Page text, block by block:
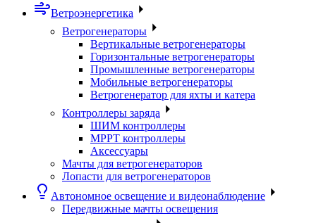
Ветроэнергетика
Ветрогенераторы
Вертикальные ветрогенераторы
Горизонтальные ветрогенераторы
Промышленные ветрогенераторы
Мобильные ветрогенераторы
Ветрогенератор для яхты и катера
Контроллеры заряда
ШИМ контроллеры
МРРТ контроллеры
Аксессуары
Мачты для ветрогенераторов
Лопасти для ветрогенераторов
Автономное освещение и видеонаблюдение
Передвижные мачты освещения